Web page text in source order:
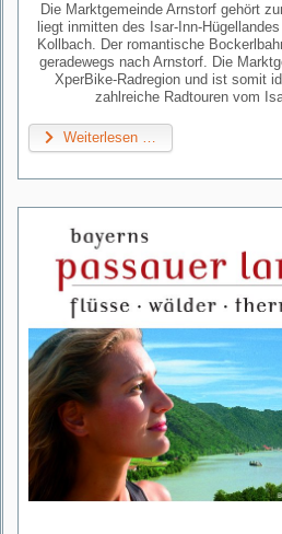
Die Marktgemeinde Arnstorf gehört
liegt inmitten des Isar-Inn-
Kollbach. Der romantische
geradewegs nach Arnstorf. Die
XperBike-Radregion und ist somit
zahlreiche Radtouren vom
Weiterlesen …